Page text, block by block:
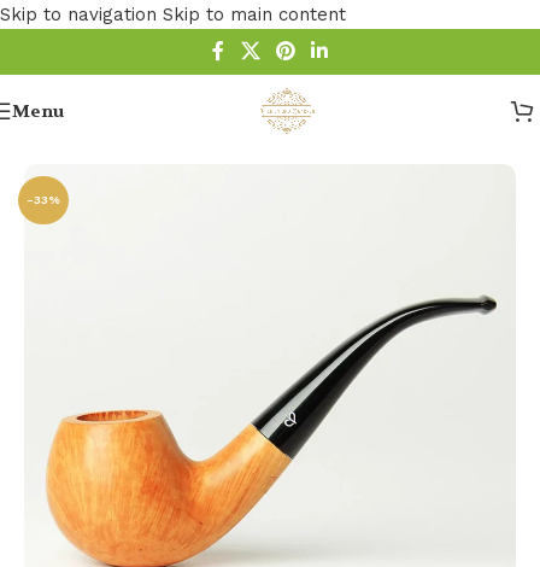
Skip to navigation Skip to main content
Menu
/Bruyere Pfeifen
-33%